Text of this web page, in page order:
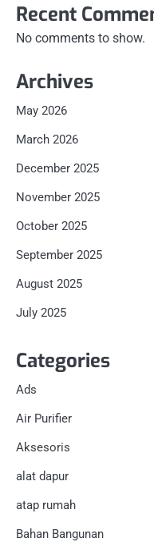
Recent
No comments to show.
Archives
May 2026
March 2026
December 2025
November 2025
October 2025
September 2025
August 2025
July 2025
Categories
Ads
Air Purifier
Aksesoris
alat dapur
atap rumah
Bahan Bangunan